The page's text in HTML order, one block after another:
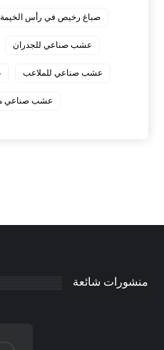
صباغ رخيص في رأس الخيمة
عشب صناعي للجدران
عشب صناعي للملاعب
عشب صناعي
منشورات شائعة